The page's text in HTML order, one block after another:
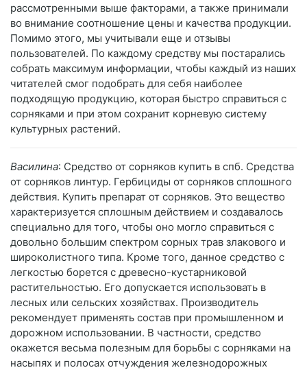
рассмотренными выше факторами, а также принимали
во внимание соотношение цены и качества продукции.
Помимо этого, мы учитывали еще и отзывы
пользователей. По каждому средству мы постарались
собрать максимум информации, чтобы каждый из наших
читателей смог подобрать для себя наиболее
подходящую продукцию, которая быстро справиться с
сорняками и при этом сохранит корневую систему
культурных растений.
Василина: Средство от сорняков купить в спб. Средства
от сорняков линтур. Гербициды от сорняков сплошного
действия. Купить препарат от сорняков. Это вещество
характеризуется сплошным действием и создавалось
специально для того, чтобы оно могло справиться с
довольно большим спектром сорных трав злакового и
широколистного типа. Кроме того, данное средство с
легкостью борется с древесно-кустарниковой
растительностью. Его допускается использовать в
лесных или сельских хозяйствах. Производитель
рекомендует применять состав при промышленном и
дорожном использовании. В частности, средство
окажется весьма полезным для борьбы с сорняками на
насыпях и полосах отчуждения железнодорожных